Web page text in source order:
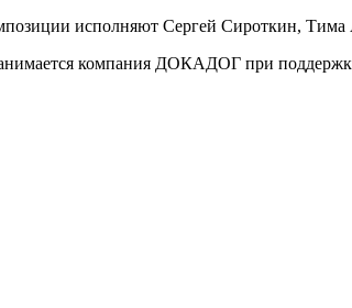
исполняют Сергей Сироткин,
компания ДОКАДОГ при